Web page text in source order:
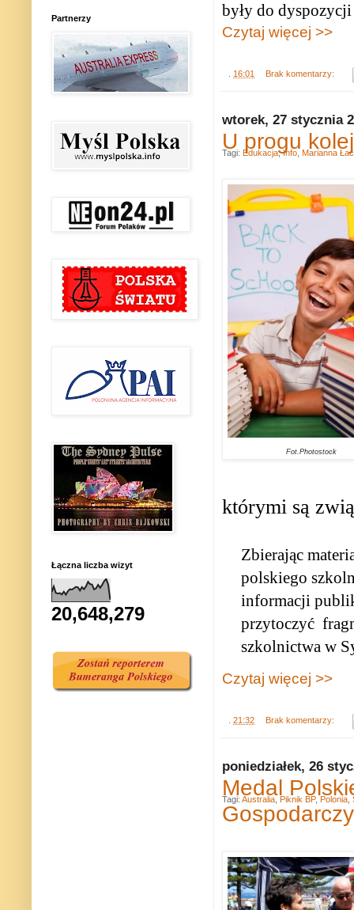
były do
Czytaj więcej >>
. 16:01 Brak komentarzy:
wtorek, 27 stycznia
U progu
Fot.Photostock
którymi są
Zbierając
polskiego
informacji
przytoczyć
szkolnictwa w
Czytaj więcej >>
21:32 Brak komentarzy:
Tagi: Edukacja,Info Marianna
poniedziałek, 26
Medal
Tagi: Australia Piknik BP, Polonia
Partnerzy
Łączna liczba wizyt
20,648,279